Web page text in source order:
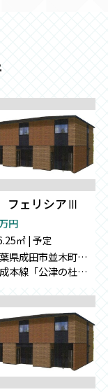
フェリシアⅢ
円
㎡ | 予定
住所：千葉県成田市並木町１３６-２８
交通：京成本線「公津の杜」駅 徒歩27分